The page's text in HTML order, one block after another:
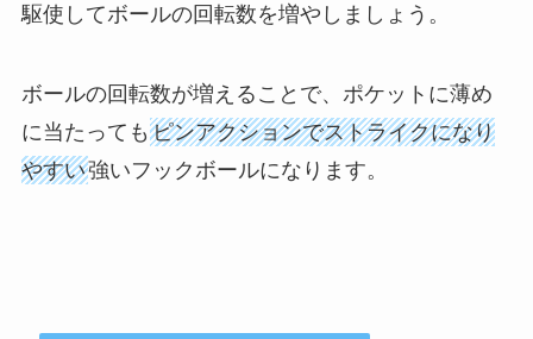
駆使してボールの回転数を増やしましょう。
ボールの回転数が増えることで、ポケットに薄め
に当たっても ピンアクションでストライクになり
やすい強いフックボールになります。